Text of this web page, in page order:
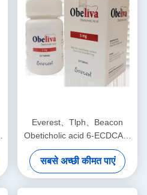
Everest、Tlph、Beacon
Obeticholic acid 6-ECDCA、
INT-747 Obetix 5mg*30
टैबलेट प्राथमिक पित्तीय कोलेंजाइटिस
स्टेज 1 2 3 कैंसर के लिए
सबसे अच्छी कीमत पाएं